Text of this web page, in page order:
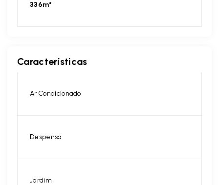
336m²
Características
Ar Condicionado
Despensa
Jardim